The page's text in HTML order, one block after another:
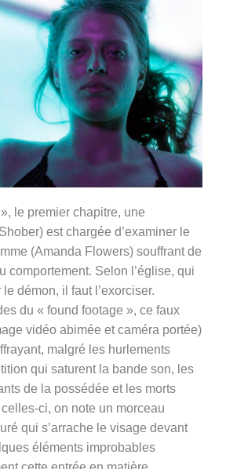
le premier chapitre, une
est chargée d’examiner le
(Amanda Flowers) souffrant de
comportement. Selon l’église, qui
démon, il faut l’exorciser.
du « found footage », ce faux
vidéo abimée et caméra portée)
malgré les hurlements
qui saturent la bande son, les
de la possédée et les morts
ci, on note un morceau
qui s’arrache le visage devant
éléments improbables